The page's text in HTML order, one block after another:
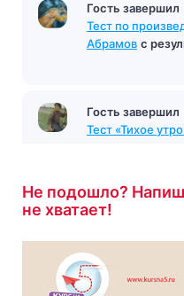
Гость завершил
Тест по
Абрамов с
Гость завершил
Тест «Тихое
Не подошло?
не хватает!